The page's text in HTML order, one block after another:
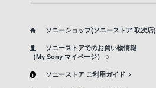
ソニーショップ(ソニーストア 取次店)
ソニーストアでのお買い物情報
（My Sony マイページ）
ソニーストア ご利用ガイド